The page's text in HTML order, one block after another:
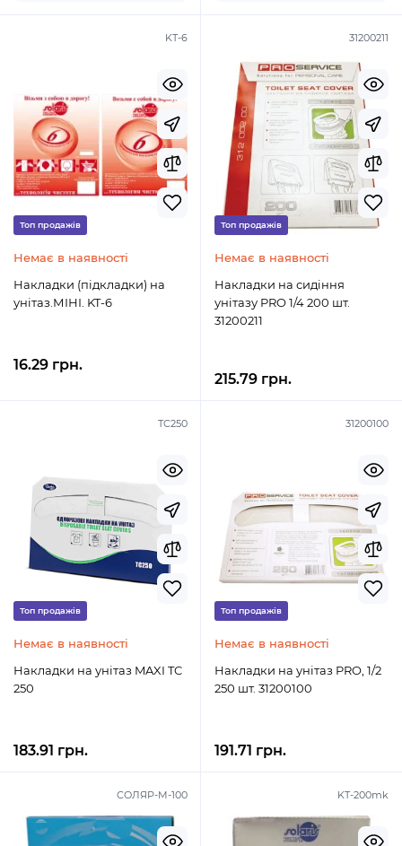
KT-6
Топ продажів
Немає в наявності
Накладки (підкладки) на
унітаз.МІНІ. KT-6
16.29 грн.
31200211
Топ продажів
Немає в наявності
Накладки на сидiння
унiтазу PRO 1/4 200 шт.
31200211
215.79 грн.
TC250
Топ продажів
Немає в наявності
Накладки на унітаз MAXI TC
250
183.91 грн.
31200100
Топ продажів
Немає в наявності
Накладки на унітаз PRO, 1/2
250 шт. 31200100
191.71 грн.
СОЛЯР-М-100 KT-200mk